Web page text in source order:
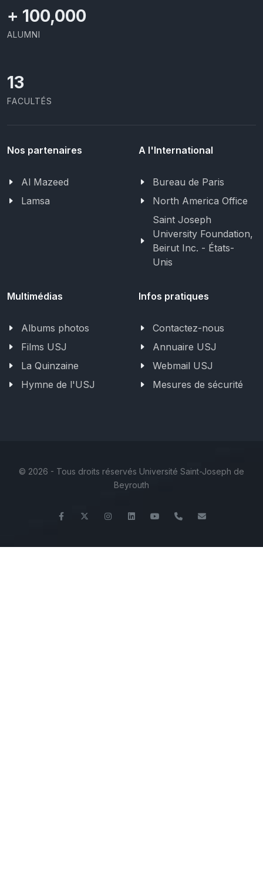
+ 100,000
ALUMNI
13
FACULTÉS
Nos partenaires
Al Mazeed
Lamsa
A l'International
Bureau de Paris
North America Office
Saint Joseph
University Foundation,
Beirut Inc. - États-
Unis
Multimédias
Albums photos
Films USJ
La Quinzaine
Hymne de l'USJ
Infos pratiques
Contactez-nous
Annuaire USJ
Webmail USJ
Mesures de sécurité
© 2026 - Tous droits réservés Université Saint-Joseph de
Beyrouth
FacebookTwitter InstagramLinkedInYouTube+961 (1) 421 586